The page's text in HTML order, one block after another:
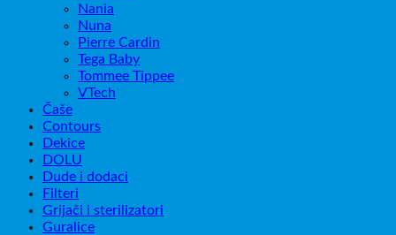
Nania
Nuna
Pierre Cardin
Tega Baby
Tommee Tippee
VTech
Čaše
Contours
Dekice
DOLU
Dude i dodaci
Filteri
Grijači i sterilizatori
Guralice